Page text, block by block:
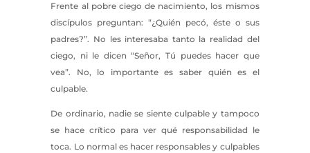
Frente al pobre ciego de nacimiento, los mismos
discípulos preguntan: “¿Quién pecó, éste o sus
padres?”. No les interesaba tanto la realidad del
ciego, ni le dicen “Señor, Tú puedes hacer que
vea”. No, lo importante es saber quién es el
culpable.
De ordinario, nadie se siente culpable y tampoco
se hace crítico para ver qué responsabilidad le
toca. Lo normal es hacer responsables y culpables